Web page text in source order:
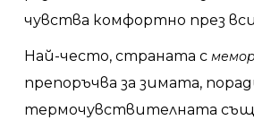
чувства комфортно през
Най-често, страната с
препоръчва за зимата,
термочувствителната